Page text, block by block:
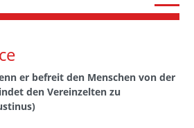
er befreit den Menschen von der
den Vereinzelten zu